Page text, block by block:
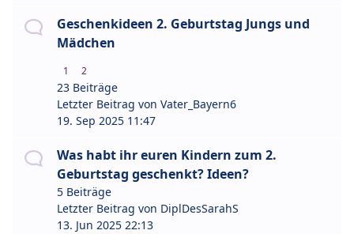
Geschenkideen 2. Geburtstag Jungs und
Mädchen
1 2
23 Beiträge
Letzter Beitrag von Vater_Bayern6
19. Sep 2025 11:47
Was habt ihr euren Kindern zum 2.
Geburtstag geschenkt? Ideen?
5 Beiträge
Letzter Beitrag von DiplDesSarahS
13. Jun 2025 22:13